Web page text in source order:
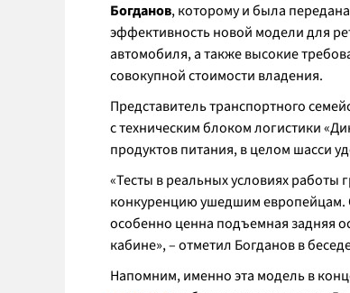
Богданов, которому и была
эффективность новой модели для
автомобиля, а также высокие
совокупной стоимости владения.
Представитель транспортного
с техническим блоком логистики
продуктов питания, в целом шасси
«Тесты в реальных условиях работы
конкуренцию ушедшим европейцам.
особенно ценна подъемная задняя
кабине», – отметил Богданов в
Напомним, именно эта модель в